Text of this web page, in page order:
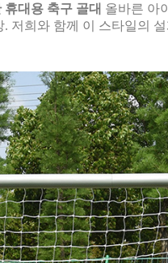
대용 축구 골대 올바른 아
저희와 함께 이 스타일의